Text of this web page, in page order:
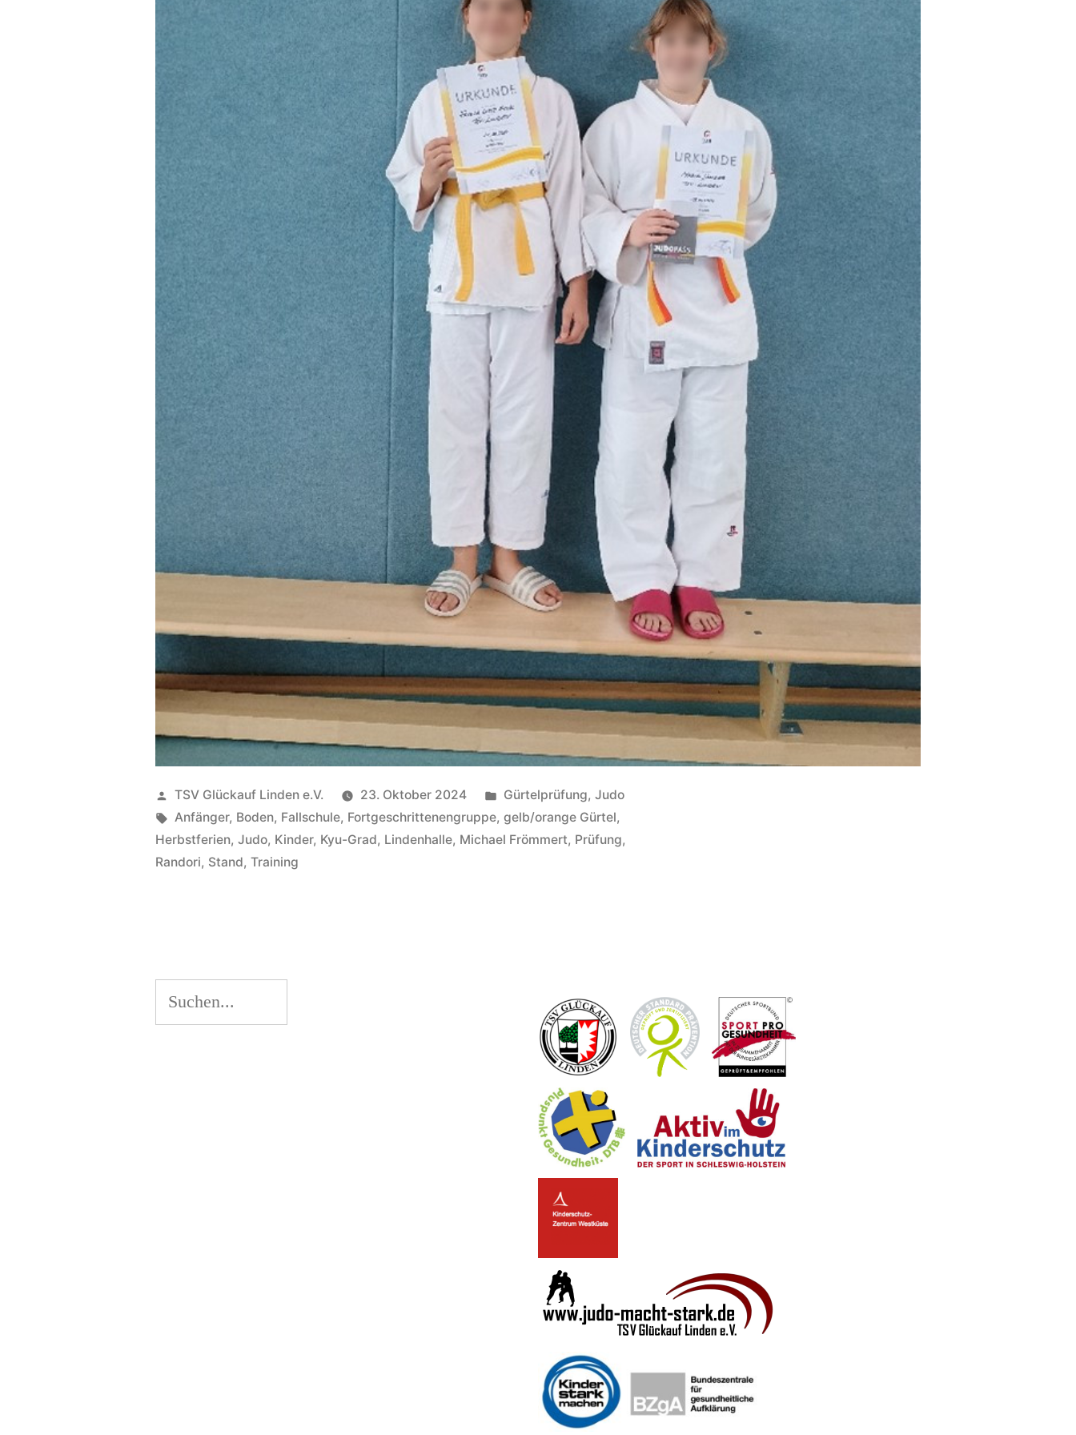
Veröffentlicht
von
TSV Glückauf Linden e.V. 23. Oktober 2024
Veröffentlicht
unter
Gürtelprüfung, Judo
Schlagwörter:
Anfänger, Boden, Fallschule, Fortgeschrittenengruppe,gelb/orange Gürtel,
Herbstferien,Judo, Kinder, Kyu-Grad, Lindenhalle, Michael Frömmert, Prüfung,
Randori, Stand,Training
Suchen